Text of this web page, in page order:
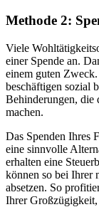
Methode 2:
Viele
einer Spende an.
einem guten
beschäftigen sozial
Behinderungen, die
machen.
Das Spenden Ihres
eine sinnvolle
erhalten eine
können so bei Ihrer
absetzen. So
Ihrer Großzügigkeit,